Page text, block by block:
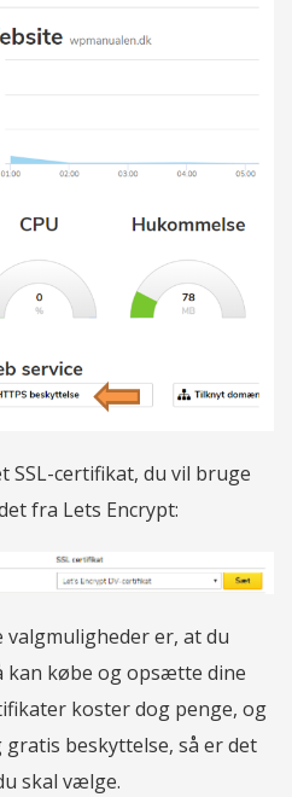
SSL-certifikat, du vil bruge
fra Lets Encrypt:
er, at du
kan købe og opsætte dine
koster dog penge, og
beskyttelse, så er det
skal vælge.